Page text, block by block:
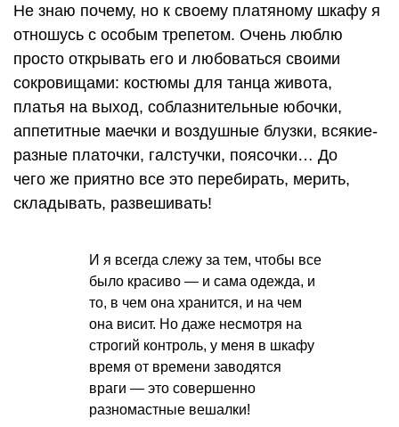
Не знаю почему, но к своему платяному шкафу я
отношусь с особым трепетом. Очень люблю
просто открывать его и любоваться своими
сокровищами: костюмы для танца живота,
платья на выход, соблазнительные юбочки,
аппетитные маечки и воздушные блузки, всякие-
разные платочки, галстучки, поясочки… До
чего же приятно все это перебирать, мерить,
складывать, развешивать!
И я всегда слежу за тем, чтобы все
было красиво — и сама одежда, и
то, в чем она хранится, и на чем
она висит. Но даже несмотря на
строгий контроль, у меня в шкафу
время от времени заводятся
враги — это совершенно
разномастные вешалки!